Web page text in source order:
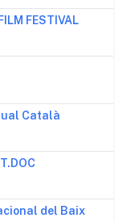
FESTIVAL
Català
del Baix